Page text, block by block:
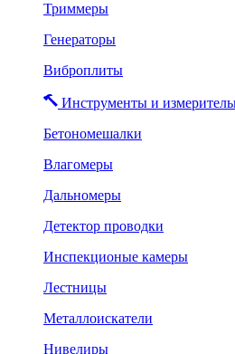
Триммеры
Генераторы
Виброплиты
Инструменты и
Бетономешалки
Влагомеры
Дальномеры
Детектор проводки
Инспекционые камеры
Лестницы
Металлоискатели
Нивелиры